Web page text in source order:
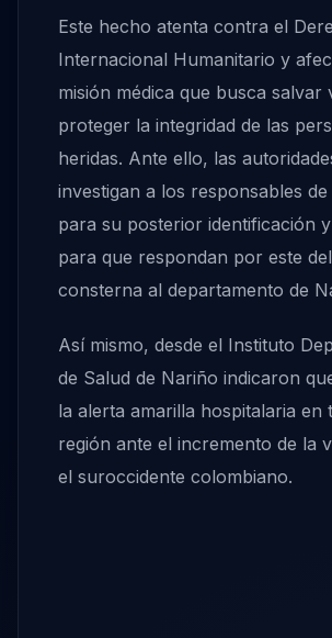
Este hecho atenta contra el
Internacional Humanitario y
misión médica que busca salvar
proteger la integridad de las
heridas. Ante ello, las
investigan a los responsables
para su posterior identificación
para que respondan por este
consterna al departamento de
Así mismo, desde el Instituto
de Salud de Nariño indicaron
la alerta amarilla hospitalaria en
región ante el incremento de la
el suroccidente colombiano.